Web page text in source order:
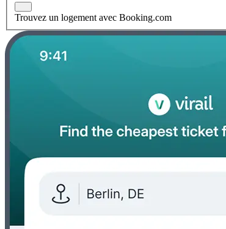
Trouvez un logement avec Booking.com